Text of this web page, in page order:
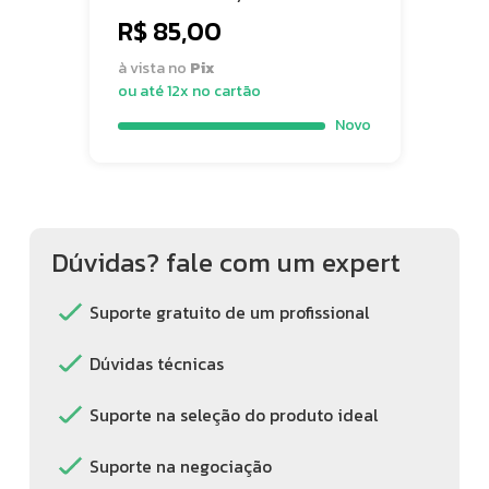
R$ 85,00
à vista no Pix
ou até 12x no cartão
Novo
Dúvidas? fale com um expert
Suporte gratuito de um profissional
Dúvidas técnicas
Suporte na seleção do produto ideal
Suporte na negociação